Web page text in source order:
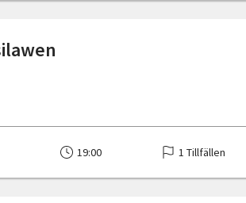
19:00 1 Tillfällen